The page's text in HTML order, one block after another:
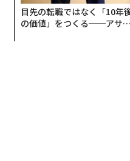
イン以上の目的を望んで
リンだけで支えられてい
なものの一部になりたいと
目先の転職ではなく「10年
の価値」をつくる──アサイ